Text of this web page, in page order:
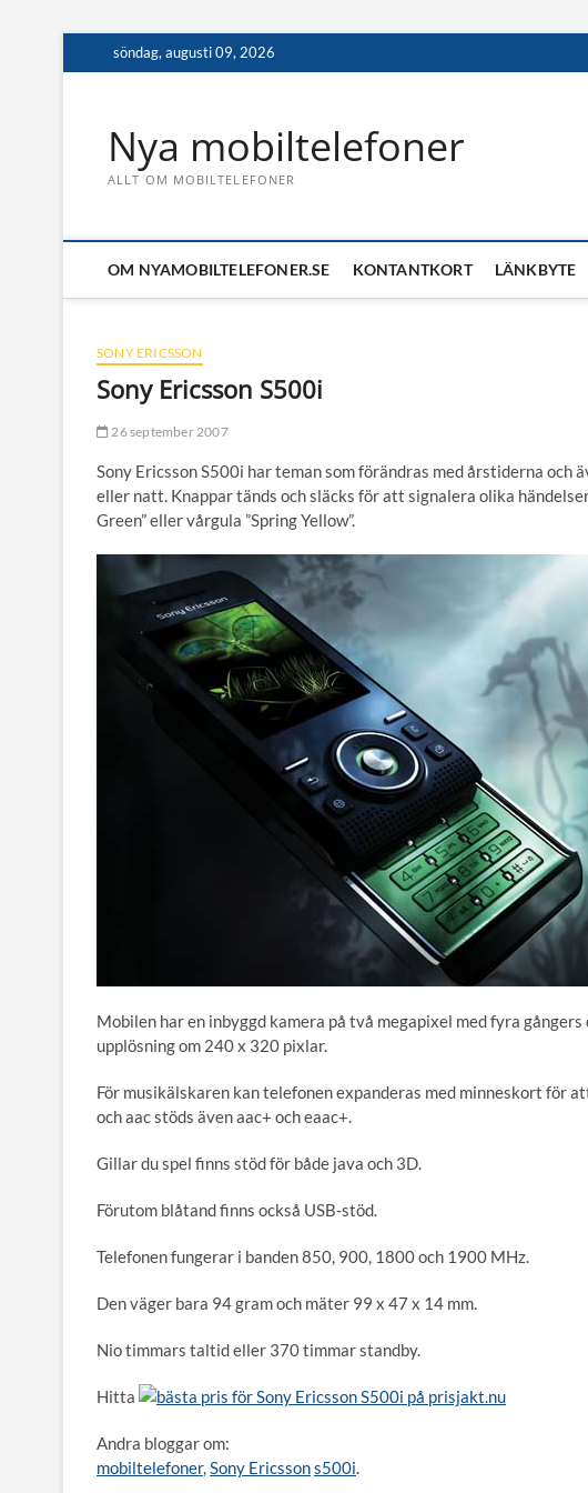
to
söndag, augusti 09, 2026
Nya mobiltelefoner
ALLT OM MOBILTELEFONER
OM NYAMOBILTELEFONER.SE KONTANTKORT LÄNKBYTE
SONY ERICSSON
Sony Ericsson S500i
26 september 2007
Sony Ericsson S500i har teman som förändras med årstiderna och
eller natt. Knappar tänds och släcks för att signalera olika
Green” eller vårgula ”Spring Yellow”.
Mobilen har en inbyggd kamera på två megapixel med fyra
upplösning om 240 x 320 pixlar.
För musikälskaren kan telefonen expanderas med minneskort för
och aac stöds även aac+ och eaac+.
Gillar du spel finns stöd för både java och 3D.
Förutom blåtand finns också USB-stöd.
Telefonen fungerar i banden 850, 900, 1800 och 1900 MHz.
Den väger bara 94 gram och mäter 99 x 47 x 14 mm.
Nio timmars taltid eller 370 timmar standby.
Hitta bästa pris för Sony Ericsson S500i på prisjakt.nu
Andra bloggar om:
mobiltelefoner,Sony Ericssons500i.